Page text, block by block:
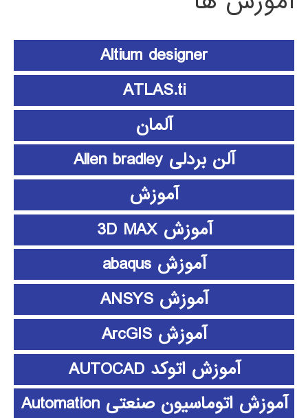
Altium designer
ATLAS.ti
آلمان
آلن بردلی Allen bradley
آموزش
آموزش 3D MAX
آموزش abaqus
آموزش ANSYS
آموزش ArcGIS
آموزش اتوکد AUTOCAD
آموزش اتوماسیون صنعتی Automation